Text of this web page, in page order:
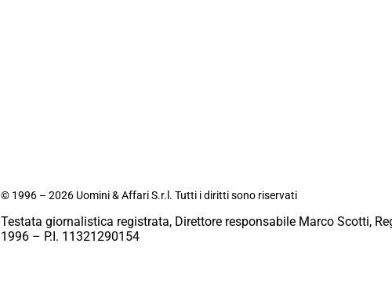
© 1996 – 2026 Uomini & Affari S.r.l. Tutti i diritti sono riservati
Testata giornalistica registrata, Direttore responsabile Marco Scotti,
1996 – P.I. 11321290154